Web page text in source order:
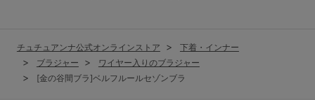
チュチュアンナ公式オンラインストア
下着・インナー
ブラジャー
ワイヤー入りのブラジャー
[金の谷間ブラ]ベルフルールセゾンブラ